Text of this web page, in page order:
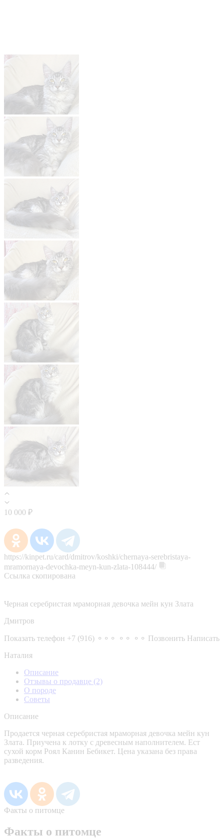
10 000 ₽
https://kinpet.ru/card/dmitrov/koshki/chernaya-serebristaya-
mramornaya-devochka-meyn-kun-zlata-108444/
Ссылка скопирована
Черная серебристая мраморная девочка мейн кун Злата
Дмитров
Показать телефон +7 (916) ⚬⚬⚬ ⚬⚬ ⚬⚬ Позвонить Написать
Наталия
Описание
Отзывы о продавце (2)
О породе
Советы
Описание
Продается черная серебристая мраморная девочка мейн кун
Злата. Приучена к лотку с древесным наполнителем. Ест
сухой корм Роял Канин Бебикет. Цена указана без права
разведения.
Факты о питомце
Факты о питомце